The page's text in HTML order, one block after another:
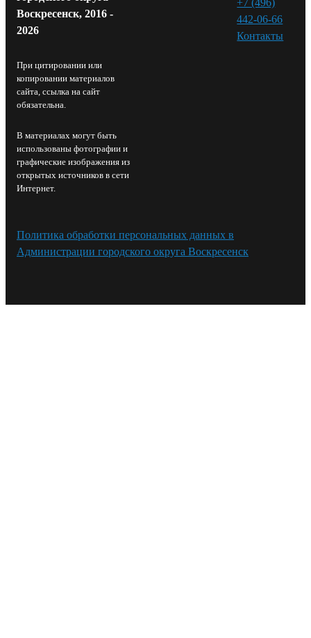
Воскресенск, 2016 -
2026
При цитировании или
копировании материалов
сайта, ссылка на сайт
обязательна.
В материалах могут быть
использованы фотографии и
графические изображения из
открытых источников в сети
Интернет.
442-06-66
Контакты⁠
Политика обработки персональных данных в
Администрации городского округа Воскресенск